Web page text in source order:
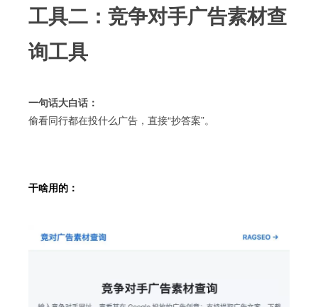
工具二：竞争对手广告素材查
询工具
一句话大白话：
偷看同行都在投什么广告，直接“抄答案”。
干啥用的：